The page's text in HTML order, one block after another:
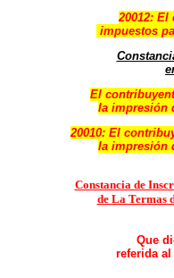
20012:
impuestos
El
la impresión
20010: El
la impresión
Constancia de
de La Termas
Que
referida